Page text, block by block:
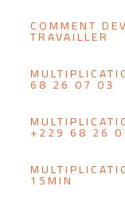
COMMENT
TRAVAILLER
68 26 07 03
+229 68 26
15MIN